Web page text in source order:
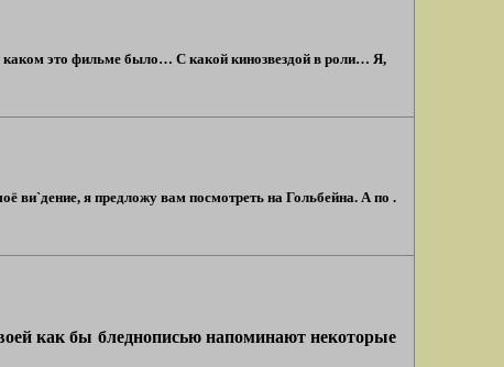
это фильме было… С какой кинозвездой в роли… Я,
ви`дение, я предложу вам посмотреть на Гольбейна. А по .
как бы бледнописью напоминают некоторые